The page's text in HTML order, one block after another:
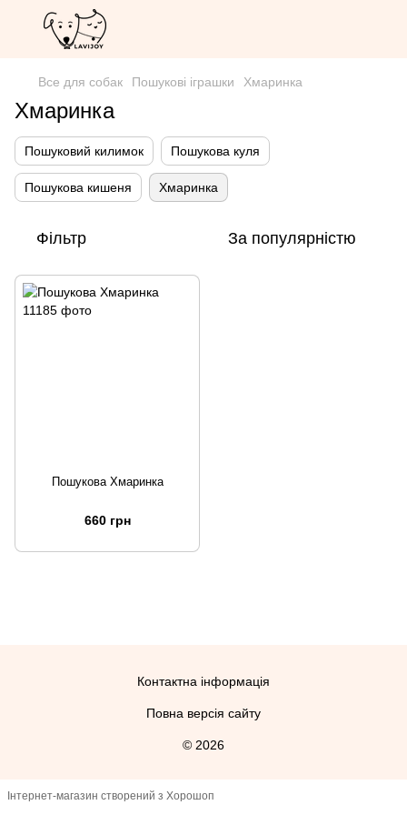
Все для собак Пошукові іграшки Хмаринка
Хмаринка
Пошуковий килимок Пошукова куля
Пошукова кишеня Хмаринка
Фільтр За популярністю
Пошукова Хмаринка
660 грн
Контактна інформація
Повна версія сайту
© 2026
Інтернет-магазин створений з Хорошоп